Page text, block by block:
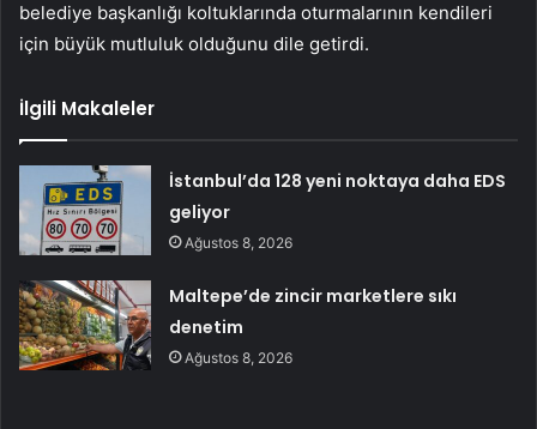
belediye başkanlığı koltuklarında oturmalarının kendileri
için büyük mutluluk olduğunu dile getirdi.
İlgili Makaleler
İstanbul’da 128 yeni noktaya daha EDS
geliyor
Ağustos 8, 2026
Maltepe’de zincir marketlere sıkı
denetim
Ağustos 8, 2026